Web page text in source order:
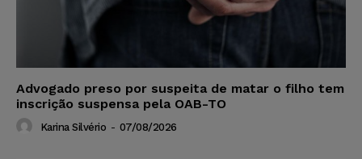
Advogado preso por suspeita de matar o filho tem
inscrição suspensa pela OAB-TO
Karina Silvério - 07/08/2026